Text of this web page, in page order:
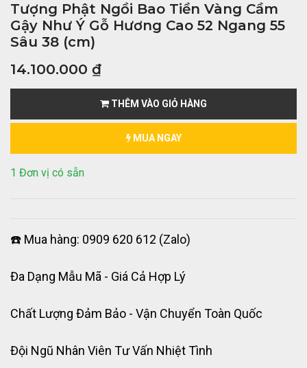
Tượng Phật Ngồi Bao Tiền Vàng Cầm
Gậy Như Ý Gỗ Hương Cao 52 Ngang 55
Sâu 38 (cm)
14.100.000 ₫
THÊM VÀO GIỎ HÀNG
MUA NGAY
1 Đơn vị có sẵn
☎️ Mua hàng: 0909 620 612 (Zalo)
Đa Dạng Mẫu Mã - Giá Cả Hợp Lý
Chất Lượng Đảm Bảo - Vận Chuyển Toàn Quốc
Đội Ngũ Nhân Viên Tư Vấn Nhiệt Tình